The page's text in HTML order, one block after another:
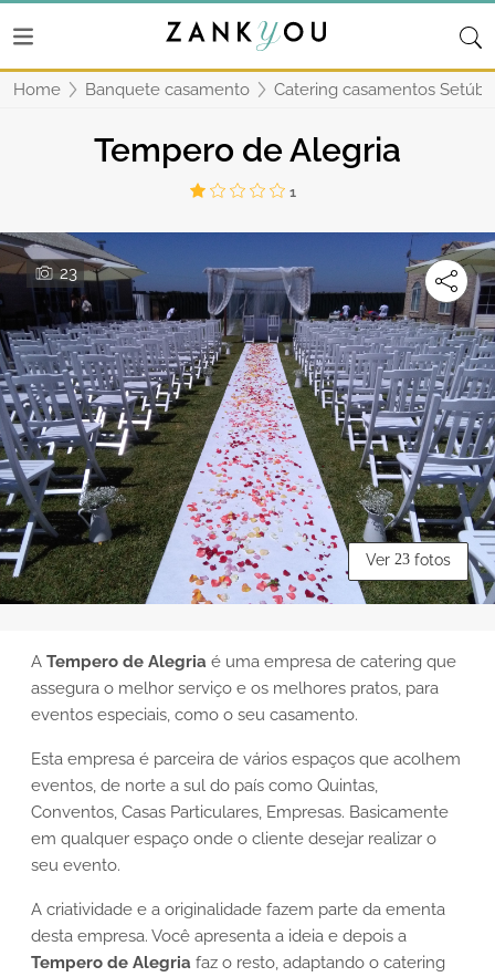
Home Banquete casamento Catering casamentos
Tempero de Alegria
1
23
Ver 23 fotos
A Tempero de Alegria é uma empresa de catering que
assegura o melhor serviço e os melhores pratos, para
eventos especiais, como o seu casamento.
Esta empresa é parceira de vários espaços que acolhem
eventos, de norte a sul do país como Quintas,
Conventos, Casas Particulares, Empresas. Basicamente
em qualquer espaço onde o cliente desejar realizar o
seu evento.
A criatividade e a originalidade fazem parte da ementa
desta empresa. Você apresenta a ideia e depois a
Tempero de Alegria faz o resto, adaptando o catering